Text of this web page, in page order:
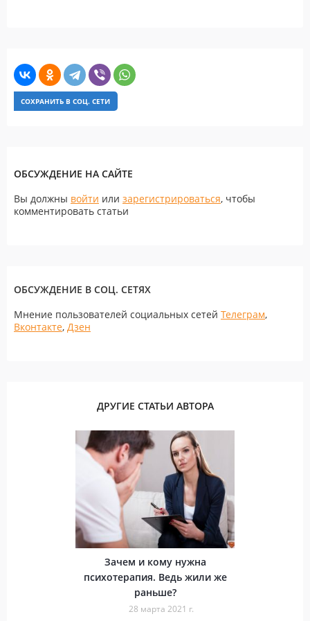
СОХРАНИТЬ В СОЦ. СЕТИ
ОБСУЖДЕНИЕ НА САЙТЕ
Вы должны войти или зарегистрироваться, чтобы
комментировать статьи
ОБСУЖДЕНИЕ В СОЦ. СЕТЯХ
Мнение пользователей социальных сетей Телеграм,
Вконтакте, Дзен
ДРУГИЕ СТАТЬИ АВТОРА
Зачем и кому нужна
психотерапия. Ведь жили же
раньше?
28 марта 2021 г.